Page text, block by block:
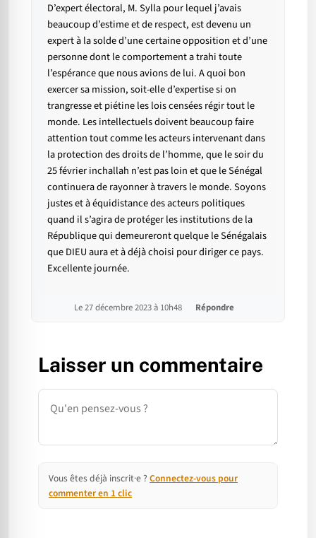
D’expert électoral, M. Sylla pour lequel j’avais
beaucoup d’estime et de respect, est devenu un
expert à la solde d’une certaine opposition et d’une
personne dont le comportement a trahi toute
l’espérance que nous avions de lui. A quoi bon
exercer sa mission, soit-elle d’expertise si on
trangresse et piétine les lois censées régir tout le
monde. Les intellectuels doivent beaucoup faire
attention tout comme les acteurs intervenant dans
la protection des droits de l’homme, que le soir du
25 février inchallah n’est pas loin et que le Sénégal
continuera de rayonner à travers le monde. Soyons
justes et à équidistance des acteurs politiques
quand il s’agira de protéger les institutions de la
République qui demeureront quelque le Sénégalais
que DIEU aura et à déjà choisi pour diriger ce pays.
Excellente journée.
Le 27 décembre 2023 à 10h48 Répondre
Laisser un commentaire
Commentaire
Vous êtes déjà inscrit·e ? Connectez-vous pour
commenter en 1 clic